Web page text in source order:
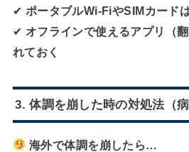
✔ ポータブルWi-FiやSIMカード
✔ オフラインで使えるアプリ（
れておく
3. 体調を崩した時の対処法（
海外で体調を崩したら…